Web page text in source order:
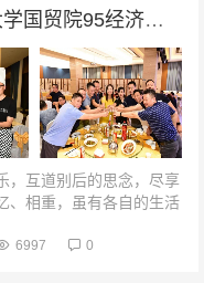
时光且慢，“廿”念不忘丨湘潭大学国贸院95经济类毕业20周年聚会
，互道别后的思念，尽享
、相重，虽有各自的生活
6997 0